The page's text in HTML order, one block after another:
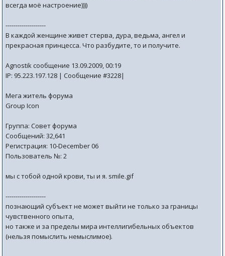
всегда моё настроение))))
--------------------
В каждой женщине живет стерва, дура, ведьма, ангел и
прекрасная принцесса. Что разбудите, то и получите.
Agnostik сообщение 13.09.2009, 00:19
IP: 95.223.197.128 | Сообщение #3228|
Мега житель форума
Group Icon
Группа: Совет форума
Сообщений: 32,641
Регистрация: 10-December 06
Пользователь №: 2
мы с тобой одной крови, ты и я. smile.gif
--------------------
познающий субъект не может выйти не только за границы
чувственного опыта,
но также и за пределы мира интеллигибельных объектов
(нельзя помыслить немыслимое).